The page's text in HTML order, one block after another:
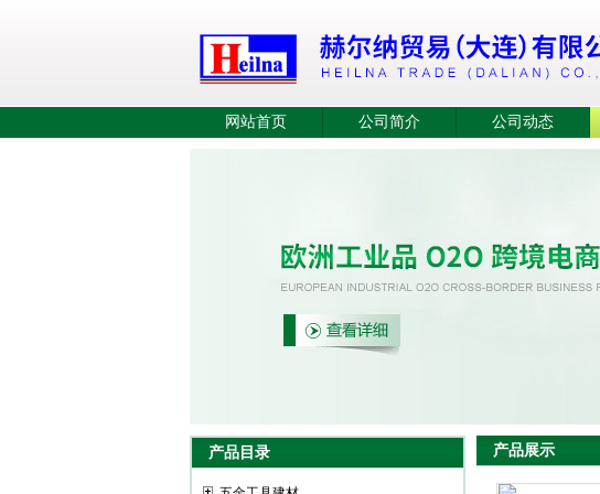
网站首页 公司简介 公司动态
产品目录 产品展示